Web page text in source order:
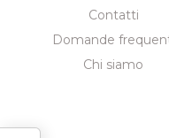
Contatti
Domande
Chi siamo